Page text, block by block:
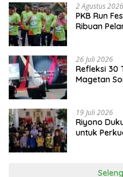
2 Agustus 2026
PKB Run
Ribuan
26 Juli 2026
Refleksi 30
Magetan
19 Juli 2026
Riyono
untuk